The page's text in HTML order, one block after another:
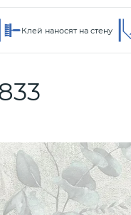
Клей наносят на стену